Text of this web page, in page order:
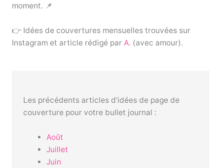
moment. 📌
👉 Idées de couvertures mensuelles trouvées sur
Instagram et article rédigé par A. (avec amour).
Les précédents articles d’idées de page de
couverture pour votre bullet journal :
Août
Juillet
Juin